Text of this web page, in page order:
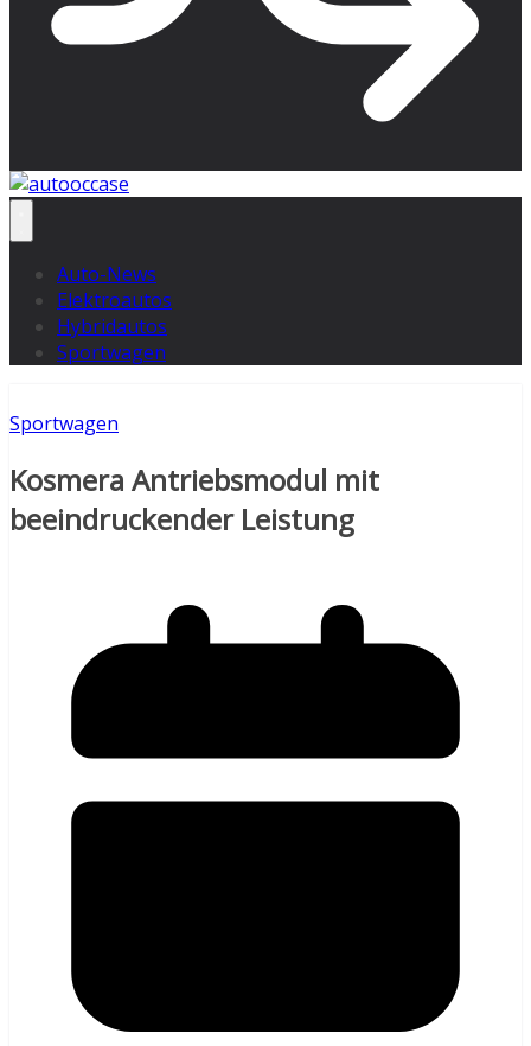
Auto-News
Elektroautos
Hybridautos
Sportwagen
Sportwagen
Kosmera Antriebsmodul mit
beeindruckender Leistung